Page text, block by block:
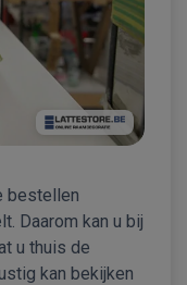
bestellen
Daarom kan u bij
u thuis de
kan bekijken